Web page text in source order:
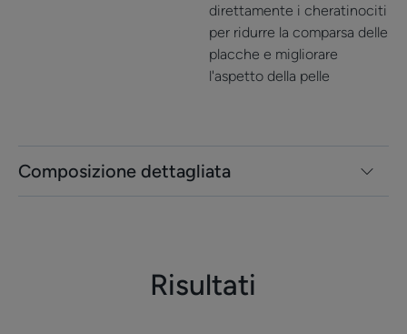
Composizione dettagliata
direttamente i cheratinociti
per ridurre la comparsa delle
placche e migliorare
l'aspetto della pelle
Risultati